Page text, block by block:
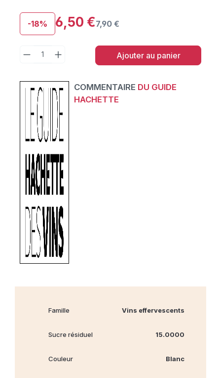
-18% 6,50 €7,90 €
Ajouter au panier
COMMENTAIRE DU GUIDE
HACHETTE
Famille Vins effervescents
Sucre résiduel 15.0000
Couleur Blanc